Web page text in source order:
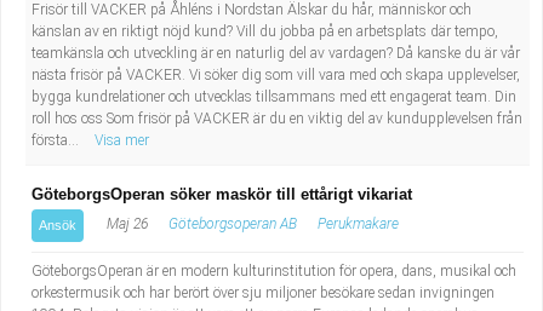
Lärare i gymnasiet
Frisör till VACKER på Åhléns i Nordstan Älskar du hår, människor och
känslan av en riktigt nöjd kund? Vill du jobba på en arbetsplats där tempo,
teamkänsla och utveckling är en naturlig del av vardagen? Då kanske du är vår
nästa frisör på VACKER. Vi söker dig som vill vara med och skapa upplevelser,
bygga kundrelationer och utvecklas tillsammans med ett engagerat team. Din
roll hos oss Som frisör på VACKER är du en viktig del av kundupplevelsen från
första...
Visa mer
GöteborgsOperan söker maskör till ettårigt vikariat
Ansök Maj 26 Göteborgsoperan AB Perukmakare
GöteborgsOperan är en modern kulturinstitution för opera, dans, musikal och
orkestermusik och har berört över sju miljoner besökare sedan invigningen